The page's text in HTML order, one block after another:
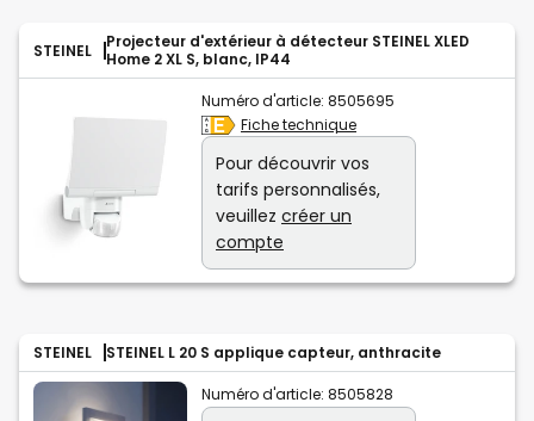
STEINEL
Projecteur d'extérieur à détecteur STEINEL XLED
Home 2 XL S, blanc, IP44
Numéro d'article: 8505695
Fiche technique
Pour découvrir vos
tarifs personnalisés,
veuillez créer un
compte
STEINEL STEINEL L 20 S applique capteur, anthracite
Numéro d'article: 8505828